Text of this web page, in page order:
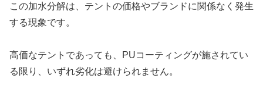
この加水分解は、テントの価格やブランドに関係なく発生
する現象です。
高価なテントであっても、PUコーティングが施されてい
る限り、いずれ劣化は避けられません。